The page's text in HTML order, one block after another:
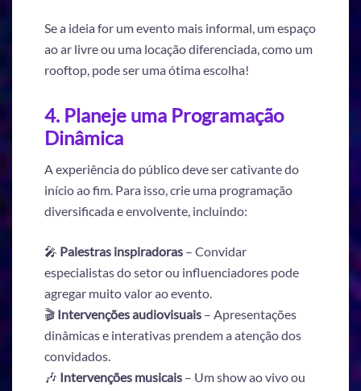
Se a ideia for um evento mais informal, um espaço
ao ar livre ou uma locação diferenciada, como um
rooftop, pode ser uma ótima escolha!
4. Planeje uma Programação
Dinâmica
A experiência do público deve ser cativante do
início ao fim. Para isso, crie uma programação
diversificada e envolvente, incluindo:
🎤 Palestras inspiradoras – Convidar
especialistas do setor ou influenciadores pode
agregar muito valor ao evento.
🎬 Intervenções audiovisuais – Apresentações
dinâmicas e interativas prendem a atenção dos
convidados.
🎶 Intervenções musicais – Um show ao vivo ou